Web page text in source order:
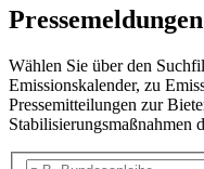
Pressemeldungen
Wählen Sie über den
Emissionskalender, zu
Pressemitteilungen zur
Stabilisierungsmaßnahmen